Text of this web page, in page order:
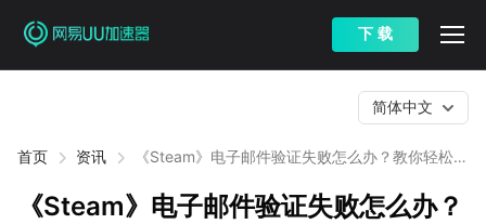
下 载
首页 资讯
《Steam》电子邮件验证失败怎么办？教你轻松完
简体中文
《Steam》电子邮件验证失败怎么办？